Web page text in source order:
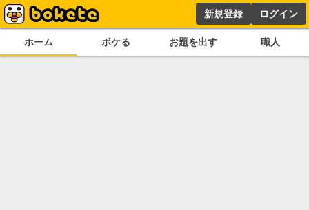
新規登録 ログイン
ホーム ボケる お題を出す 職人